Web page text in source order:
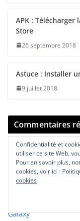
APK : Télécharger
Store
26 septembre 2018
Astuce : Installer
9 juillet 2018
Commentaires
RudydansComment
iPhone ?
Victordans
iPhone ?
Galaxy
Confidentialité et
utiliser ce site Web,
Pour en savoir plus,
cookies, voir ici :
cookies